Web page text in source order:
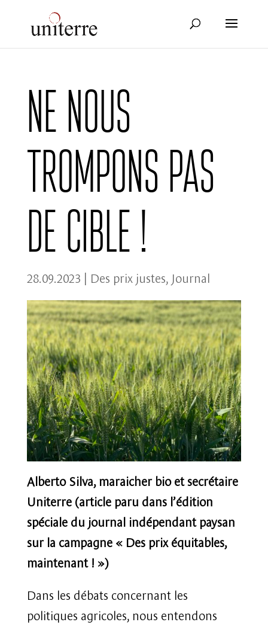
Ne nous
trompons pas
de cible !
28.09.2023 | Des prix justes, Journal
Alberto Silva, maraicher bio et secrétaire
Uniterre (article paru dans l’édition
spéciale du journal indépendant paysan
sur la campagne « Des prix équitables,
maintenant ! »)
Dans les débats concernant les
politiques agricoles, nous entendons